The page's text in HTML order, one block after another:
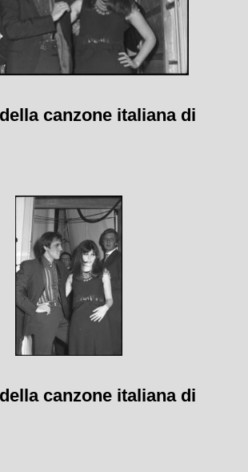
canzone italiana di
canzone italiana di